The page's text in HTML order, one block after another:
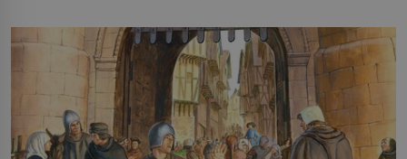
pře hned několik latinskoamerických zemí a k tomu
Francie, kde se traduje,